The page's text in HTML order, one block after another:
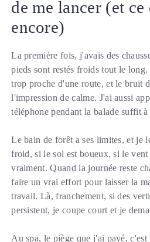
de me lancer (et
encore)
La première fois, j'avais des
pieds sont restés froids tout le
trop proche d'une route, et le bruit
l'impression de calme. J'ai aussi
téléphone pendant la balade suffit
Le bain de forêt a ses limites, et je
froid, si le sol est boueux, si le
vraiment. Quand la journée reste
faire un vrai effort pour laisser la
travail. Là, franchement, si des
persistent, je coupe court et je
Au spa, le piège que j'ai payé,